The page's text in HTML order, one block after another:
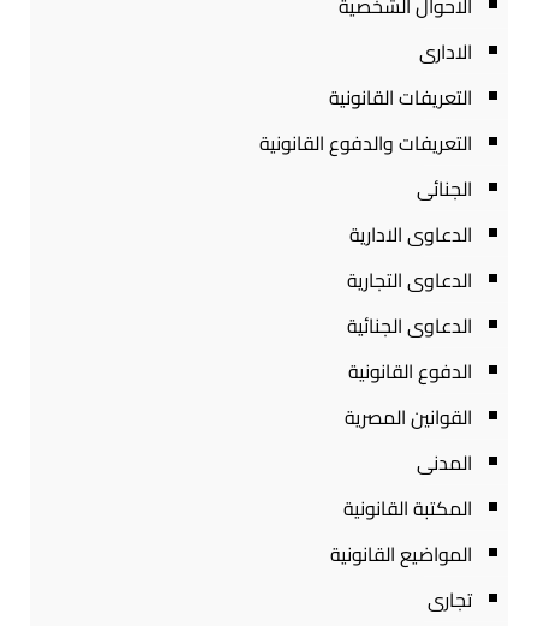
الادارى
التعريفات القانونية
التعريفات والدفوع القانونية
الجنائى
الدعاوى الادارية
الدعاوى التجارية
الدعاوى الجنائية
الدفوع القانونية
القوانين المصرية
المدنى
المكتبة القانونية
المواضيع القانونية
تجارى